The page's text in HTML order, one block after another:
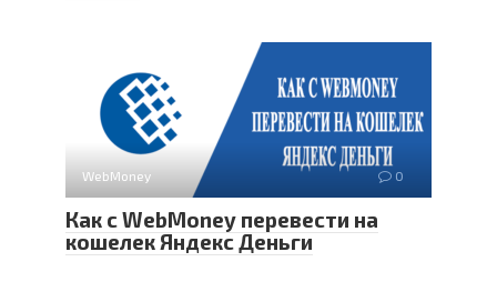
WebMoney 0
Как с WebMoney перевести на
кошелек Яндекс Деньги